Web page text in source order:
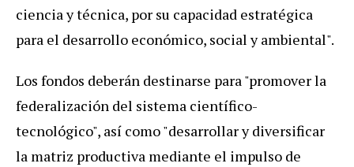
ciencia y técnica, por su capacidad estratégica
para el desarrollo económico, social y ambiental".
Los fondos deberán destinarse para "promover la
federalización del sistema científico-
tecnológico", así como "desarrollar y diversificar
la matriz productiva mediante el impulso de